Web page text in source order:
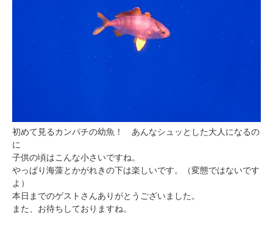
初めて見るカンパチの幼魚！ あんなシュッとした大人になるの
に
子供の頃はこんな小さいですね。
やっぱり海藻とかがれきの下は楽しいです。（変態ではないです
よ）
本日までのゲストさんありがとうございました。
また、お待ちしておりますね。